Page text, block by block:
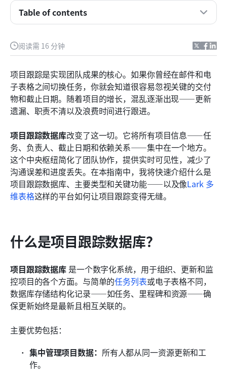
阅读需 16 分钟
项目跟踪是实现团队成果的核心。如果你曾经在邮件和电
子表格之间切换任务，你就会知道很容易忽视关键的交付
物和截止日期。随着项目的增长，混乱逐渐出现——更新
遗漏、职责不清以及浪费时间进行跟进。
项目跟踪数据库改变了这一切。它将所有项目信息——任
务、负责人、截止日期和依赖关系——集中在一个地方。
这个中央枢纽简化了团队协作，提供实时可见性，减少了
沟通误差和进度丢失。在本指南中，我将快速介绍什么是
项目跟踪数据库、主要类型和关键功能——以及像Lark 多
维表格这样的平台如何让项目跟踪变得无缝。
什么是项目跟踪数据库？
项目跟踪数据库 是一个数字化系统，用于组织、更新和监
控项目的各个方面。与简单的任务列表或电子表格不同，
数据库存储结构化记录——如任务、里程碑和资源——确
保更新始终是最新且相互关联的。
主要优势包括：
集中管理项目数据： 所有人都从同一资源更新和工
作。
Table of contents
什么是项目跟踪数据库？
项目跟踪数据库的类型——传统型和敏捷型
项目跟踪数据库应关注的要点
为什么Lark是最佳的项目跟踪选择
如何创建项目跟踪数据库
结论
常见问题
了解更多阅读